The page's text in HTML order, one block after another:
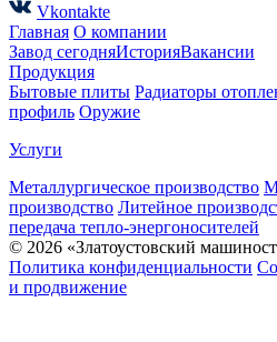
Vkontakte
Главная О компании
Завод сегодняИсторияВакансии
Продукция
Бытовые плиты Радиаторы
профиль Оружие
Услуги
Металлургическое производство
производство Литейное
передача тепло-энергоносителей
© 2026 «Златоустовский
Политика конфиденциальности
и продвижение